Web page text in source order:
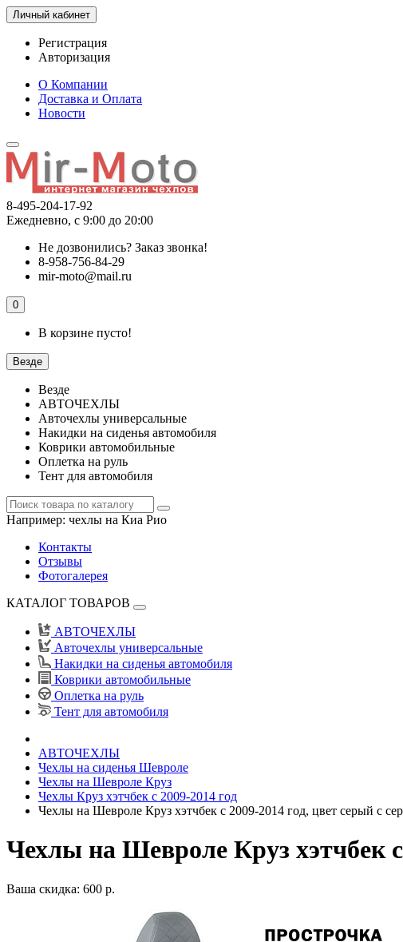
Личный кабинет
Регистрация
Авторизация
О Компании
Доставка и Оплата
Новости
8-495-204-17-92
Ежедневно, с 9:00 до 20:00
Не дозвонились? Заказ звонка!
8-958-756-84-29
mir-moto@mail.ru
0
В корзине пусто!
Везде
Везде
АВТОЧЕХЛЫ
Авточехлы универсальные
Накидки на сиденья автомобиля
Коврики автомобильные
Оплетка на руль
Тент для автомобиля
Например: чехлы на Киа Рио
Контакты
Отзывы
Фотогалерея
КАТАЛОГ ТОВАРОВ
АВТОЧЕХЛЫ
Авточехлы универсальные
Накидки на сиденья автомобиля
Коврики автомобильные
Оплетка на руль
Тент для автомобиля
АВТОЧЕХЛЫ
Чехлы на сиденья Шевроле
Чехлы на Шевроле Круз
Чехлы Круз хэтчбек с 2009-2014 год
Чехлы на Шевроле Круз хэтчбек с 2009-2014 год, цвет серый с
Чехлы на Шевроле Круз хэтчбек
Ваша скидка: 600 р.